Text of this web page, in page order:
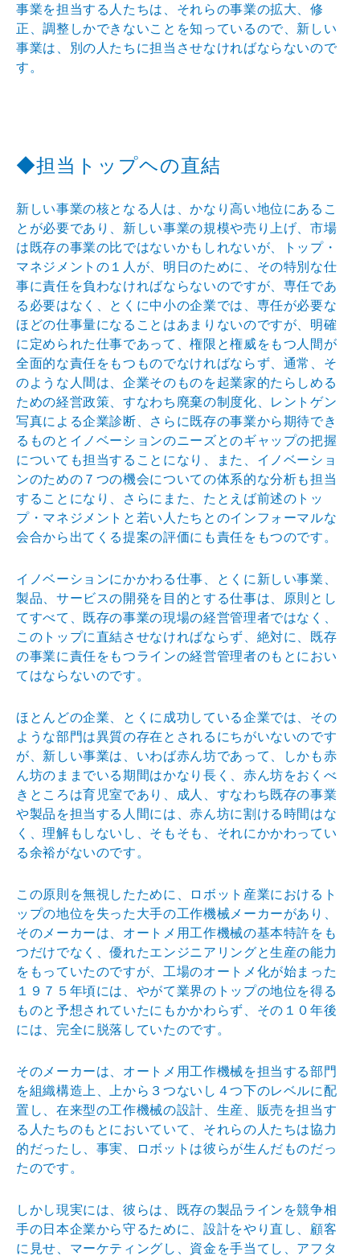
事業を担当する人たちは、それらの事業の拡大、修
正、調整しかできないことを知っているので、新しい
事業は、別の人 たちに担当させなければならないので
す。
◆担当トップヘの直結
新しい事業の核となる人は、かなり高い地位にあるこ
とが必要であり、新しい事業の規模や売り上げ、市場
は既存の事業の比ではないかもしれないが、トップ・
マネジメント の１人が、明日のために、その特別な仕
事に責任を負わなければならないのですが、専任であ
る必要はなく、とくに中小の企業では、専任が必要な
ほどの仕事量になることはあまりないのですが、明確
に定められた仕事であって、権限と権威をもつ人間が
全面的な責任をもつものでなければならず、通常、そ
のような人間は、企業そのものを起業家的たらしめる
ための経営政策、すなわち廃棄の制度化、レ ントゲン
写真による企業診断、さらに既存の事業から期待でき
るものとイノベーションのニーズとのギャップの把握
についても担当することになり、また、イノベーショ
ンのための７つの機会についての体系的な分析も担当
すること になり、さらにまた、たとえば前述のトッ
プ・マネジメン トと若い人たちとのインフォーマルな
会合から出てくる提案の評価にも責任をもつのです。
イノベーションにかかわる仕事、とくに新しい事業、
製品 、サービスの開発を目的とする仕事は、原則とし
てすべて
、既存の事業の現場の経営管理者ではなく、
このトップに直結させなければならず、絶対に、既存
の事業に責任をもつラインの経営管理者のもとにおい
てはならないのです。
ほとんどの企業、とくに成功している企業では、その
よう な部門は異質の存在とされるにちがいないのです
が、新し い事業は、いわば赤ん坊であって、しかも赤
ん坊のままでいる期間はかなり長く、赤ん坊をおくべ
きところは育児室であり、成人、すなわち既存の事業
や製品を担当する人間には、赤ん坊に割ける時間はな
く、理解もしないし、そも そも、それにかかわってい
る余裕がないのです。
この原則を無視したために、ロボット産業におけるト
ップの地位を失った大手の工作機械メーカーがあり、
そのメー カーは、オートメ用工作機械の基本特許をも
つだけでなく
、優れたエンジニアリングと生産の能力
をもっていたのですが、工場のオートメ化が始まった
１９７５年頃には、やがて業界のトップの地位を得る
ものと予想されていたにもかかわらず、その１０年後
には、完全に脱落していたのです。
そのメーカーは、オートメ用工作機械を担当する部門
を組織構造上、上から３つないし４つ下のレベルに配
置し、在来型の工作機械の設計、生産、販売を担当す
る人たちのも とにおいていて、それらの人たちは協力
的だったし、事実
、ロボットは彼らが生んだものだっ
たのです。
しかし現実には、彼らは、既存の製品ラインを競争相
手の日本企業から守るために、設計をやり直し、顧客
に見せ、 マーケティングし、資金を手当てし、アフタ